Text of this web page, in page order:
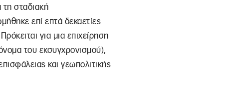
τη σταδιακή
επί επτά δεκαετίες
για μια επιχείρηση
του εκσυγχρονισμού),
και γεωπολιτικής